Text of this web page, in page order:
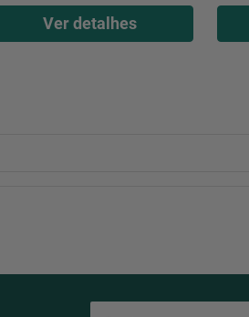
Ver detalhes